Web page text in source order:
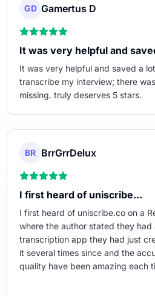
GD Gamertus D
It was very helpful and
It was very helpful and saved a
transcribe my interview; there
missing. truly deserves 5 stars.
BR BrrGrrDelux
I first heard of uniscribe...
I first heard of uniscribe.co on a
where the author stated they had
transcription app they had just
it several times since and the
quality have been amazing each